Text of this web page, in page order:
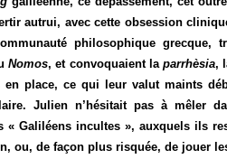
autrui, avec cette obsession
philosophique grecque,
Nomos, et convoquaient la parrhèsia,
place, ce qui leur valut maints
Julien n’hésitait pas à mêler
« Galiléens incultes », auxquels ils
ou, de façon plus risquée, de jouer